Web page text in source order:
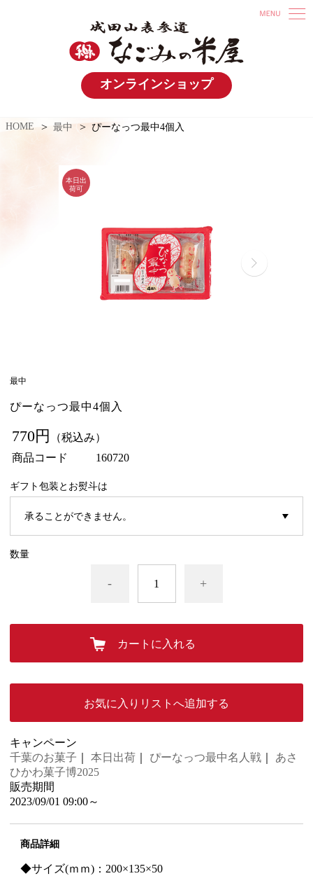
オンラインショップ
HOME 最中 ぴーなっつ最中4個入
最中
ぴーなっつ最中4個入
770円
（税込み）
商品コード
160720
ギフト包装とお熨斗は
数量
- +
カートに入れる
お気に入りリストへ追加する
キャンペーン
千葉のお菓子
本日出荷 ぴーなっつ最中名人戦
あさ
ひかわ菓子博2025
販売期間
2023/09/01 09:00～
商品詳細
◆サイズ(ｍｍ)：200×135×50